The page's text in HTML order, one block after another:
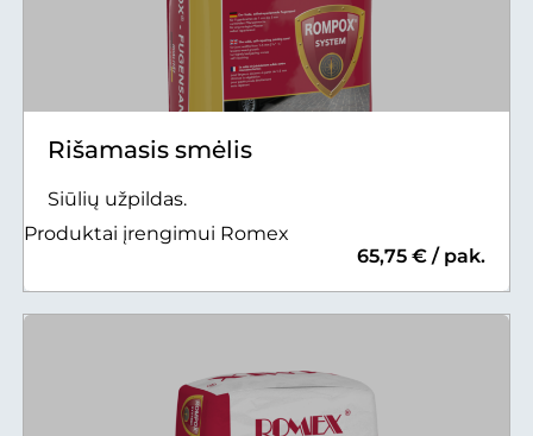
Rišamasis smėlis
Siūlių užpildas.
Produktai įrengimui Romex
65,75 € / pak.